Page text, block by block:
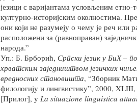
језици с варијантама условљеним етно-
културно-историјским околностима.
они који не разумеју о чему је реч или
расположени за (равноправан)
народа.”
Уп.: Б. Брборић, Српски језик у БиХ –
хрватским заједништвом језичких
вредносних становишта, “Зборник
филологију и лингвистику”, 2000,
[Прилог], у La situazione linguistica